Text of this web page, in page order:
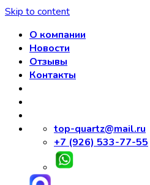
Skip to content
О компании
Новости
Отзывы
Контакты
top-quartz@mail.ru
+7 (926) 533-77-55